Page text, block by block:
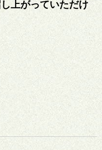
上がっていただけ